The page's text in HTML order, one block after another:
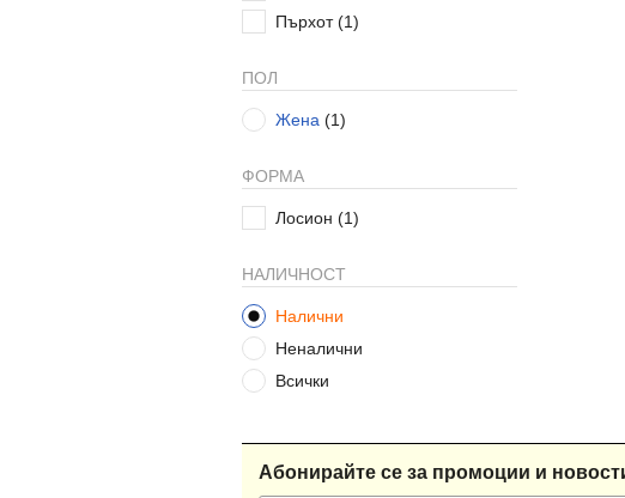
Пърхот (1)
ПОЛ
Жена (1)
ФОРМА
Лосион (1)
НАЛИЧНОСТ
Налични
Неналични
Всички
Абонирайте се за промоции и